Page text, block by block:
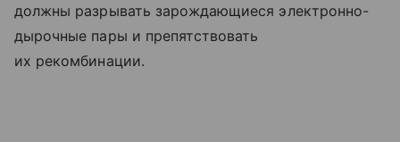
должны разрывать зарождающиеся электронно-
дырочные пары и препятствовать
их рекомбинации.